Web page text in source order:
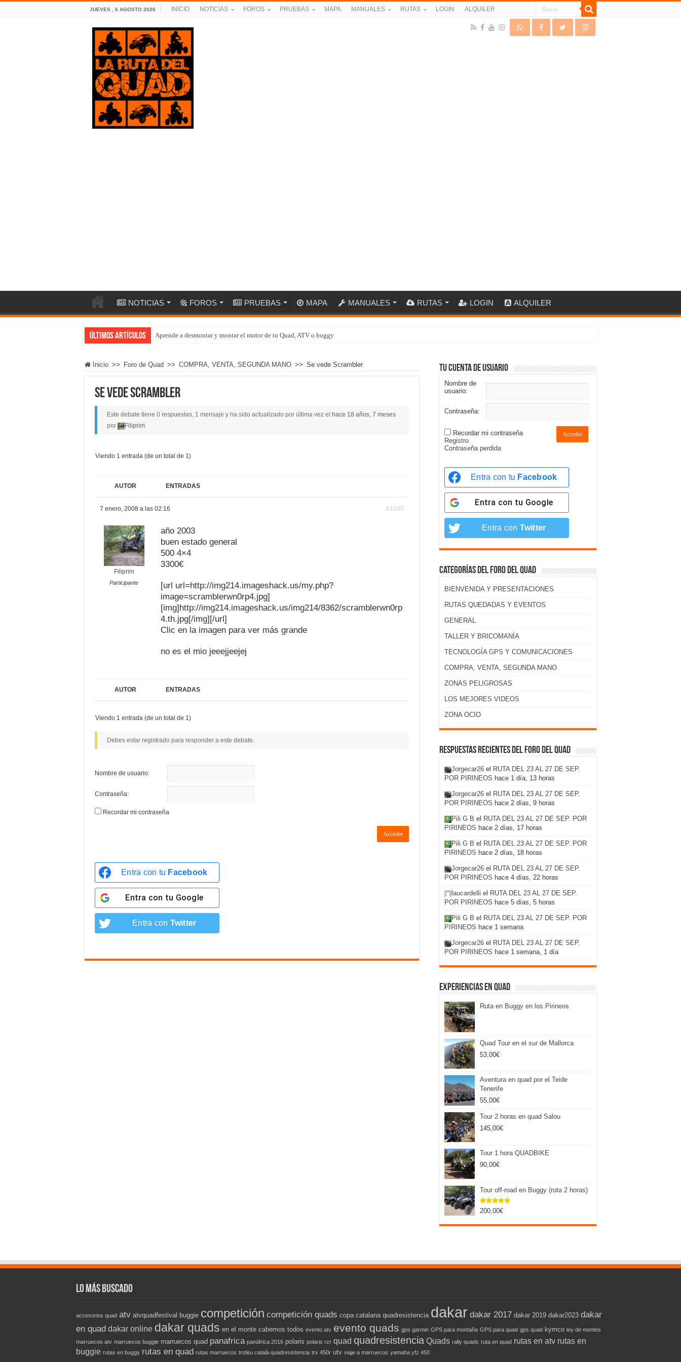
JUEVES , 6 AGOSTO 2026 INICIO NOTICIAS FOROS PRUEBAS MAPA MANUALES RUTAS LOGIN ALQUILER
NOTICIAS FOROS PRUEBAS MAPA MANUALES RUTAS LOGIN ALQUILER
Últimos artículos Aprende a desmontar y montar el motor de tu Quad, ATV o buggy
Inicio >> Foro de Quad >> COMPRA, VENTA, SEGUNDA MANO >> Se vede Scrambler
Se vede Scrambler
Este debate tiene 0 respuestas, 1 mensaje y ha sido actualizado por última vez el
hace 18 años, 7 meses
por
Filiprim.
Viendo 1 entrada (de un total de 1)
AUTOR ENTRADAS
7 enero, 2008 a las 02:16 #1095
Filiprim
Participante
año 2003
buen estado general
500 4×4
3300€
[url url=http://img214.imageshack.us/my.php?
image=scramblerwn0rp4.jpg]
[img]http://img214.imageshack.us/img214/8362/scramblerwn0rp
4.th.jpg[/img][/url]
Clic en la imagen para ver más grande
no es el mio jeeejjeejej
AUTOR ENTRADAS
Viendo 1 entrada (de un total de 1)
Debes estar registrado para responder a este debate.
Nombre de usuario:
Contraseña:
Recordar mi contraseña
Acceder
Entra con tu Facebook
Entra con tu Google
Entra con Twitter
Tu cuenta de usuario
Nombre de
usuario:
Contraseña:
Recordar mi contraseña Acceder
Registro
Contraseña perdida
Entra con tu Facebook
Entra con tu Google
Entra con Twitter
Categorías del foro del Quad
BIENVENIDA Y PRESENTACIONES
RUTAS QUEDADAS Y EVENTOS
GENERAL
TALLER Y BRICOMANÍA
TECNOLOGÍA GPS Y COMUNICACIONES
COMPRA, VENTA, SEGUNDA MANO
ZONAS PELIGROSAS
LOS MEJORES VIDEOS
ZONA OCIO
Respuestas recientes del foro del Quad
Jorgecar26 el RUTA DEL 23 AL 27 DE SEP.
POR PIRINEOS hace 1 día, 13 horas
Jorgecar26 el RUTA DEL 23 AL 27 DE SEP.
POR PIRINEOS hace 2 días, 9 horas
Pili G B el RUTA DEL 23 AL 27 DE SEP. POR
PIRINEOS hace 2 días, 17 horas
Pili G B el RUTA DEL 23 AL 27 DE SEP. POR
PIRINEOS hace 2 días, 18 horas
Jorgecar26 el RUTA DEL 23 AL 27 DE SEP.
POR PIRINEOS hace 4 días, 22 horas
laucardelli el RUTA DEL 23 AL 27 DE SEP.
POR PIRINEOS hace 5 días, 5 horas
Pili G B el RUTA DEL 23 AL 27 DE SEP. POR
PIRINEOS hace 1 semana
Jorgecar26 el RUTA DEL 23 AL 27 DE SEP.
POR PIRINEOS hace 1 semana, 1 día
Experiencias en Quad
Ruta en Buggy en los Pirineos
Quad Tour en el sur de Mallorca
53,00€
Aventura en quad por el Teide
Tenerife
55,00€
Tour 2 horas en quad Salou
145,00€
Tour 1 hora QUADBIKE
90,00€
Tour off-road en Buggy (ruta 2 horas)
Valorado
de 5
200,00€
Lo más buscado
accesorios quad atv atvquadfestival buggie competición competición quads copa catalana quadresistencia dakar dakar 2017 dakar 2019 dakar2023 dakar
en quad dakar online dakar quads en el monte cabemos todos evento atv evento quads gps garmin GPS para montaña GPS para quad gps quad kymco ley de montes
marruecos atv marruecos buggie marruecos quad panafrica panáfrica 2016 polaris polaris rzr quad quadresistencia Quads rally quads ruta en quad rutas en atv rutas en
buggie rutas en buggy rutas en quad rutas marruecos trofeu català quadresistencia trx 450r utv viaje a marruecos yamaha yfz 450